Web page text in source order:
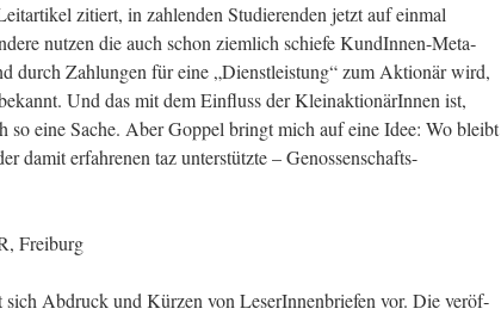
zitiert, in zah­len­den Stu­die­ren­den jetzt auf ein­mal
nut­zen die auch schon ziem­lich schie­fe Kun­dIn­nen-Meta­
durch Zah­lun­gen für eine „Dienst­leis­tung“ zum Aktio­när wird,
Und das mit dem Ein­fluss der Klein­ak­tio­nä­rIn­nen ist,
so eine Sache. Aber Gop­pel bringt mich auf eine Idee: Wo bleibt
damit erfah­re­nen taz unter­stütz­te – Genossenschafts-
Freiburg
sich Abdruck und Kür­zen von Lese­rIn­nen­brie­fen vor. Die ver­öf­